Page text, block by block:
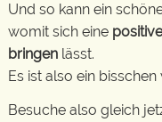
Und so kann ein
womit sich eine
bringen lässt.
Es ist also ein
Besuche also gleich